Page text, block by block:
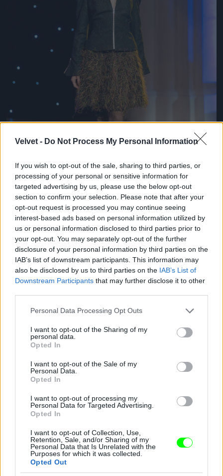
Velvet - Do Not Process My Personal Information
If you wish to opt-out of the sale, sharing to third parties, or
processing of your personal or sensitive information for
targeted advertising by us, please use the below opt-out
section to confirm your selection. Please note that after your
opt-out request is processed you may continue seeing
interest-based ads based on personal information utilized by
us or personal information disclosed to third parties prior to
your opt-out. You may separately opt-out of the further
disclosure of your personal information by third parties on the
IAB’s list of downstream participants. This information may
also be disclosed by us to third parties on the IAB’s List of
Downstream Participants that may further disclose it to other
Please note that this website/app uses one or more Google
not limited to your visit or usage behaviour. You may click to
grant or deny consent to Google and its third-party tags to
use your data for below specified purposes in below Google
consent section.
Personal Data Processing Opt Outs
I want to opt-out of the Sharing of my
personal data.
Opted In
I want to opt-out of the Sale of my
Personal Data.
Opted In
I want to opt-out of processing my
Personal Data for Targeted Advertising.
Opted In
I want to opt-out of Collection, Use,
Retention, Sale, and/or Sharing of my
Personal Data that Is Unrelated with the
Purposes for which it was collected.
Opted Out
Fűszoknya kicsit másképp
Fotó: Bakró-Nagy Ferenc / Velvet #10